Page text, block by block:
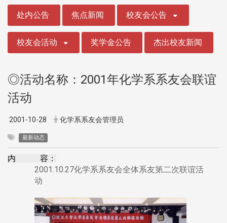
处内公告 焦点新闻 校友会公告
校友会活动 奖学金公告 杰出校友新闻
◎活动名称：2001年化学系系友会联谊
活动
2001-10-28 化学系系友会管理员
最新动态
内 容：
2001.10.27化学系系友会全体系友第二次联谊活
动